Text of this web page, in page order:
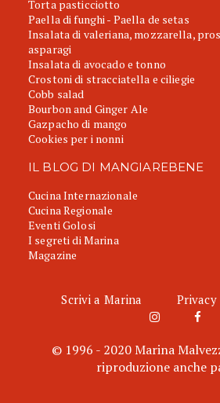
Torta pasticciotto
Paella di funghi - Paella de setas
Insalata di valeriana, mozzarella,
asparagi
Insalata di avocado e tonno
Crostoni di stracciatella e ciliegie
Cobb salad
Bourbon and Ginger Ale
Gazpacho di mango
Cookies per i nonni
IL BLOG DI MANGIAREBENE
Cucina Internazionale
Cucina Regionale
Eventi Golosi
I segreti di Marina
Magazine
Scrivi a Marina Privacy
© 1996 - 2020 Marina
riproduzione anche